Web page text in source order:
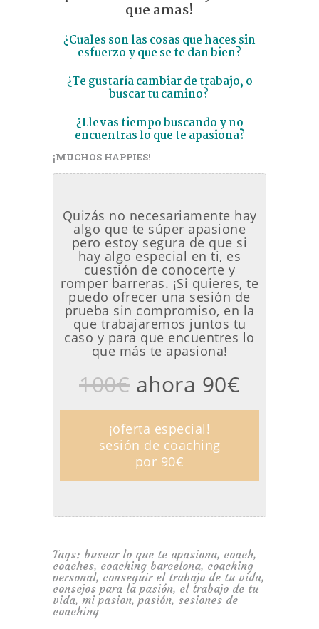
que amas!
¿Cuales son las cosas que haces sin
esfuerzo y que se te dan bien?
¿Te gustaría cambiar de trabajo, o
buscar tu camino?
¿Llevas tiempo buscando y no
encuentras lo que te apasiona?
¡MUCHOS HAPPIES!
Quizás no necesariamente hay
algo que te súper apasione
pero estoy segura de que si
hay algo especial en ti, es
cuestión de conocerte y
romper barreras. ¡Si quieres, te
puedo ofrecer una sesión de
prueba sin compromiso, en la
que trabajaremos juntos tu
caso y para que encuentres lo
que más te apasiona!
100€ ahora 90€
¡oferta especial!
sesión de coaching
por 90€
Tags: buscar lo que te apasiona, coach,
coaches, coaching barcelona, coaching
personal, conseguir el trabajo de tu vida,
consejos para la pasión, el trabajo de tu
vida,mi pasion, pasión, sesiones de
coaching